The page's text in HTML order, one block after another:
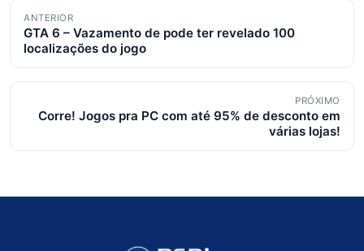
Navegação
de
posts
ANTERIOR
GTA 6 – Vazamento de pode ter revelado 100
localizações do jogo
PRÓXIMO
Corre! Jogos pra PC com até 95% de desconto em
várias lojas!